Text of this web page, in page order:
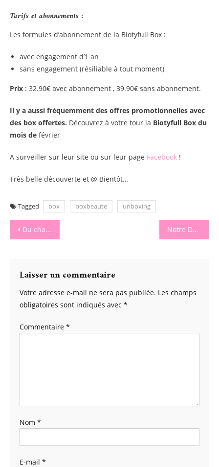
Tarifs et abonnements :
Les formules d’abonnement de la Biotyfull Box :
avec engagement d’1 an
sans engagement (résiliable à tout moment)
Prix : 32.90€ avec abonnement , 39.90€ sans abonnement.
Il y a aussi fréquemment des offres promotionnelles avec
des box offertes. Découvrez à votre tour la Biotyfull Box du
mois de février
A surveiller sur leur site ou sur leur page Facebook !
Très belle découverte et @ Bientôt…
Tagged box boxbeaute unboxing
Navigation
de
l’article
Du changement dans la cuisine : comment en faire une pièce vraiment fonctionnelle ? Notre Degusta Box Du Mois De Février 2023
Laisser un commentaire
Votre adresse e-mail ne sera pas publiée. Les champs
obligatoires sont indiqués avec *
Commentaire *
Nom *
E-mail *